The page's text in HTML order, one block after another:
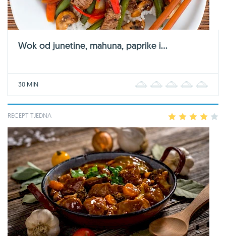
Wok od junetine, mahuna, paprike i...
30 MIN 2 3 4
RECEPT TJEDNA 2 3 4